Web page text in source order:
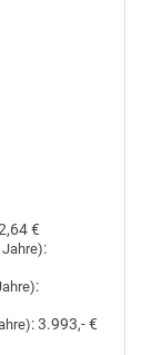
€
:
:
:3.993,- €